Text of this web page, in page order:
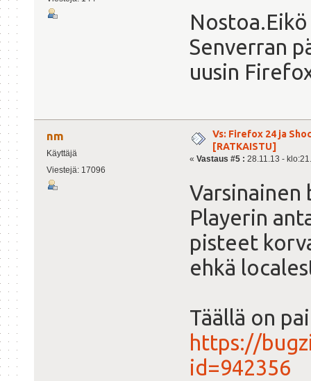
Senverran
uusin
nm
Käyttäjä
Viestejä: 17096
Vs: Firefox 24 ja
[RATKAISTU]
« Vastaus #5 : 28.11.13 -
Varsinainen
Playerin
pisteet
ehkä
Täällä on
https://
id=942356